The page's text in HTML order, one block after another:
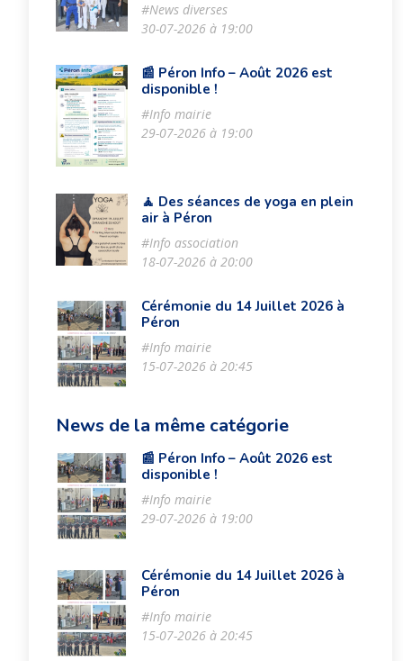
#News diverses
30-07-2026 à 19:00
📰 Péron Info – Août 2026 est
disponible !
#Info mairie
29-07-2026 à 19:00
🧘 Des séances de yoga en plein
air à Péron
#Info association
18-07-2026 à 20:00
Cérémonie du 14 Juillet 2026 à
Péron
#Info mairie
15-07-2026 à 20:45
News de la même catégorie
📰 Péron Info – Août 2026 est
disponible !
#Info mairie
29-07-2026 à 19:00
Cérémonie du 14 Juillet 2026 à
Péron
#Info mairie
15-07-2026 à 20:45